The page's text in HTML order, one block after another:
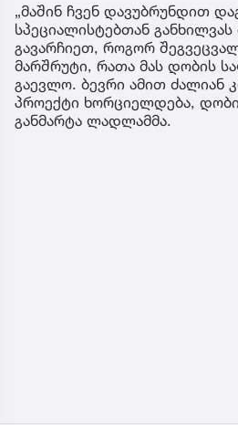
„მაშინ ჩვენ დავუბრუნდით
სპეციალისტებთან
გავარჩიეთ, როგორ
მარშრუტი, რათა მას დობის
გაევლო. ბევრი ამით ძალიან
პროექტი ხორციელდება,
განმარტა ლადლამმა.